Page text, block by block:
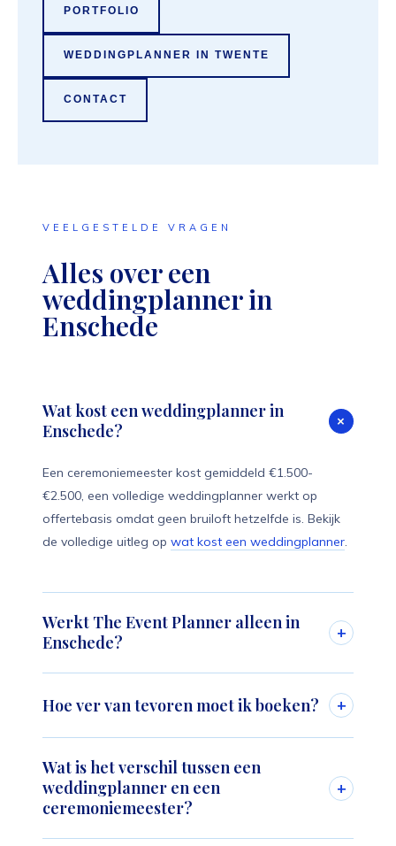
PORTFOLIO
WEDDINGPLANNER IN TWENTE
CONTACT
VEELGESTELDE VRAGEN
Alles over een
weddingplanner in
Enschede
Wat kost een weddingplanner in
Enschede?
+
Een ceremoniemeester kost gemiddeld €1.500-
€2.500, een volledige weddingplanner werkt op
offertebasis omdat geen bruiloft hetzelfde is. Bekijk
de volledige uitleg op wat kost een weddingplanner
Werkt The Event Planner alleen in
Enschede?
+
begeleiden bruidsparen in heelTwente en Overijssel,
Hoe ver van tevoren moet ik boeken? +
van tevoren. Voor coördinatie op de dag zelf kan dat
ook op kortere termijn - twijfel je, neem dan gewoon
contactop.
Wat is het verschil tussen een
weddingplanner en een
ceremoniemeester?
+